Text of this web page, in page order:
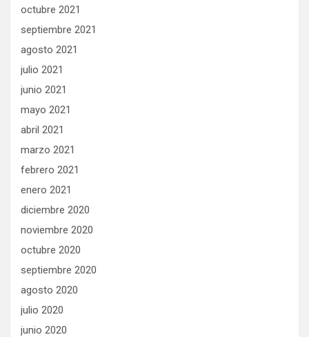
octubre 2021
septiembre 2021
agosto 2021
julio 2021
junio 2021
mayo 2021
abril 2021
marzo 2021
febrero 2021
enero 2021
diciembre 2020
noviembre 2020
octubre 2020
septiembre 2020
agosto 2020
julio 2020
junio 2020